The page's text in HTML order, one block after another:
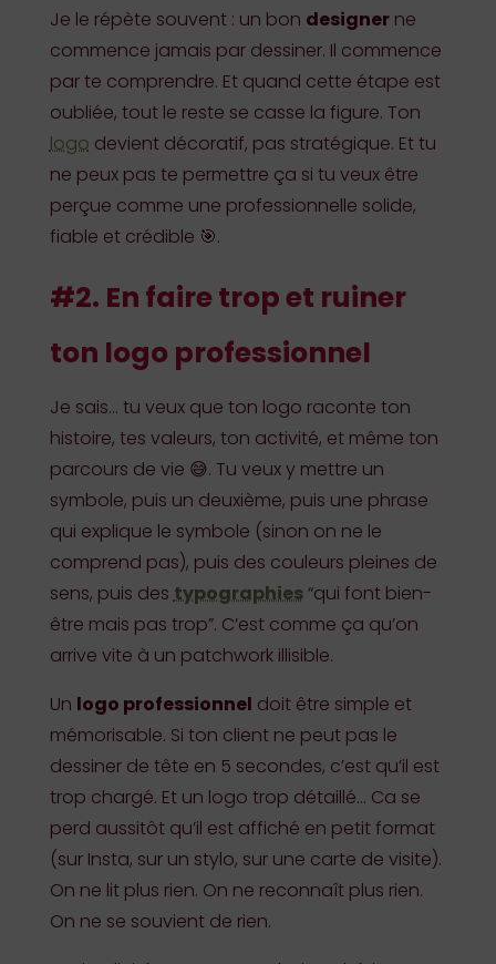
Je le répète souvent : un bon designerne
commence jamais par dessiner. Il commence
par te comprendre. Et quand cette étape est
oubliée, tout le reste se casse la figure. Ton
logo devient décoratif, pas stratégique. Et tu
ne peux pas te permettre ça si tu veux être
perçue comme une professionnelle solide,
fiable et crédible 🎯.
#2. En faire trop et ruiner
ton logo professionnel
Je sais… tu veux que ton logo raconte ton
histoire, tes valeurs, ton activité, et même ton
parcours de vie 😅. Tu veux y mettre un
symbole, puis un deuxième, puis une phrase
qui explique le symbole (sinon on ne le
comprend pas), puis des couleurs pleines de
sens, puis destypographies“qui font bien-
être mais pas trop”. C’est comme ça qu’on
arrive vite à un patchwork illisible.
Un logo professionnel doit être simple et
mémorisable. Si ton client ne peut pas le
dessiner de tête en 5 secondes, c’est qu’il est
trop chargé. Et un logo trop détaillé… Ca se
perd aussitôt qu’il est affiché en petit format
(sur Insta, sur un stylo, sur une carte de visite).
On ne lit plus rien. On ne reconnaît plus rien.
On ne se souvient de rien.